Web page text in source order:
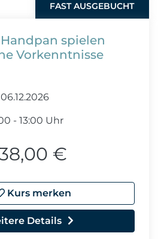
FAST AUSGEBUCHT
spielen
Vorkenntnisse
06.12.2026
- 13:00 Uhr
€
Kurs merken
Details